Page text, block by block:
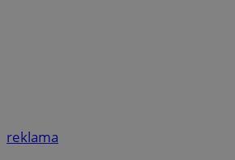
reklama